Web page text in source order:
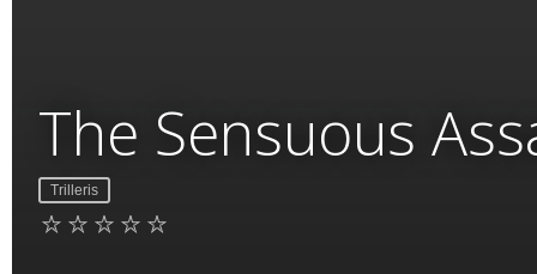
The Sensuous
Trilleris